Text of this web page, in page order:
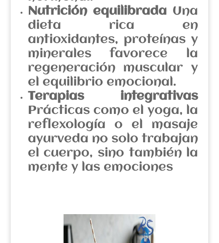
Nutrición equilibrada Una
dieta rica en
antioxidantes, proteínas y
minerales favorece la
regeneración muscular y
el equilibrio emocional.
Terapias integrativas
Prácticas como el yoga, la
reflexología o el masaje
ayurveda no solo trabajan
el cuerpo, sino también la
mente y las emociones